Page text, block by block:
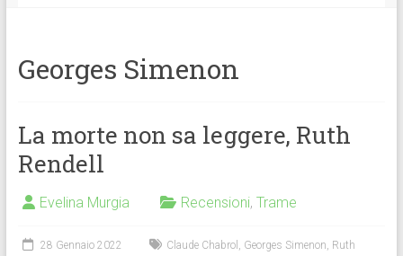
Georges Simenon
La morte non sa leggere, Ruth
Rendell
Evelina Murgia Recensioni, Trame
28 Gennaio 2022 Claude Chabrol Georges Simenon Ruth